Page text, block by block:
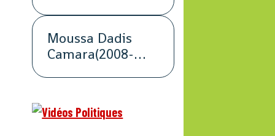
Moussa Dadis
Camara(2008-